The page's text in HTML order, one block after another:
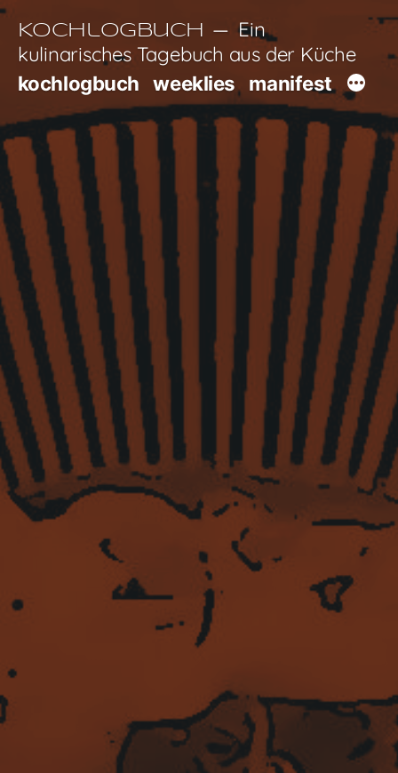
Zum
Inhalt
springen
Kochlogbuch
Ein
kulinarisches Tagebuch aus der Küche
kochlogbuch weeklies manifest